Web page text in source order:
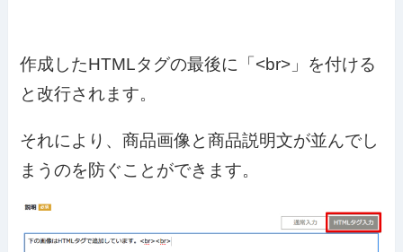
作成したHTMLタグの最後に「<br>」を付ける
と改行されます。
それにより、商品画像と商品説明文が並んでし
まうのを防ぐことができます。